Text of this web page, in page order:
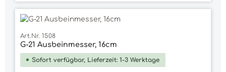
Art.Nr. 1508
G-21 Ausbeinmesser, 16cm
Sofort verfügbar, Lieferzeit: 1-3 Werktage